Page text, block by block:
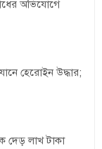
অভিযোগে
হেরোইন উদ্ধার;
দেড় লাখ টাকা